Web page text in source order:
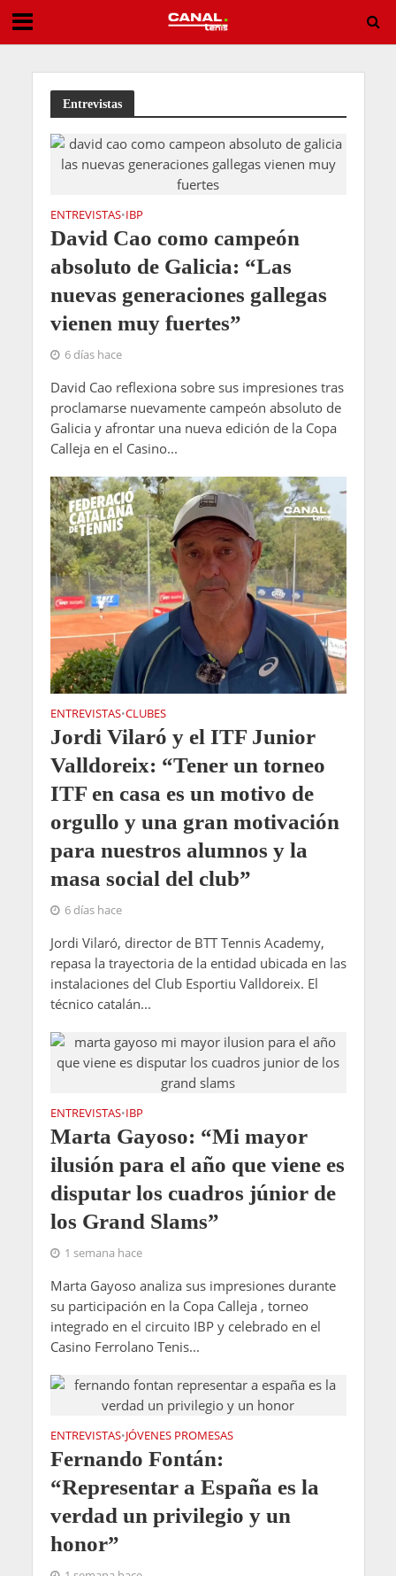
Sai Gante: “Mi gran meta en este deporte sería jugar Wimbledon”
Entrevistas
ENTREVISTAS•IBP
David Cao como campeón
absoluto de Galicia: “Las
nuevas generaciones gallegas
vienen muy fuertes”
6 días hace
David Cao reflexiona sobre sus impresiones tras
proclamarse nuevamente campeón absoluto de
Galicia y afrontar una nueva edición de la Copa
Calleja en el Casino...
ENTREVISTAS•CLUBES
Jordi Vilaró y el ITF Junior
Valldoreix: “Tener un torneo
ITF en casa es un motivo de
orgullo y una gran motivación
para nuestros alumnos y la
masa social del club”
6 días hace
Jordi Vilaró, director de BTT Tennis Academy,
repasa la trayectoria de la entidad ubicada en las
instalaciones del Club Esportiu Valldoreix. El
técnico catalán...
ENTREVISTAS•IBP
Marta Gayoso: “Mi mayor
ilusión para el año que viene es
disputar los cuadros júnior de
los Grand Slams”
1 semana hace
Marta Gayoso analiza sus impresiones durante
su participación en la Copa Calleja , torneo
integrado en el circuito IBP y celebrado en el
Casino Ferrolano Tenis...
ENTREVISTAS•JÓVENES PROMESAS
Fernando Fontán:
“Representar a España es la
verdad un privilegio y un
honor”